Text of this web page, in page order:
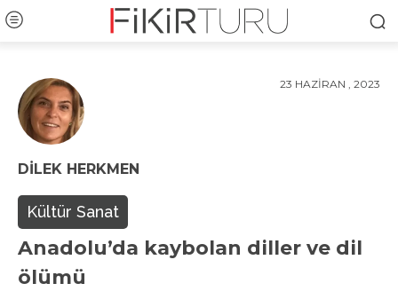
23 HAZIRAN , 2023
DILEK HERKMEN
Kültür Sanat
Anadolu’da kaybolan diller ve dil
ölümü